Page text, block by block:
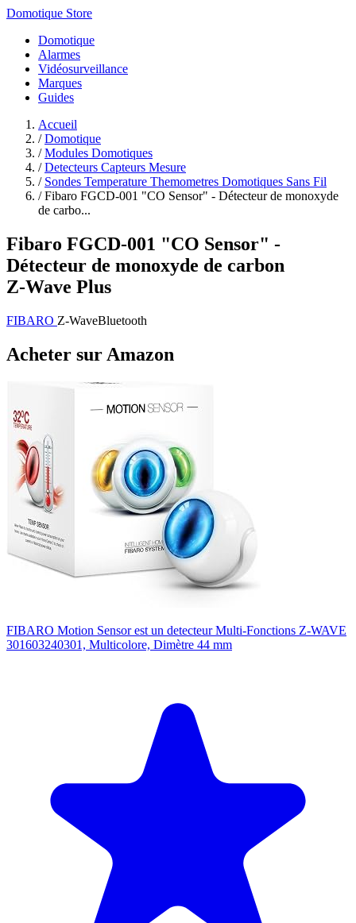
Domotique Store
Domotique
Alarmes
Vidéosurveillance
Marques
Guides
Accueil
/ Domotique
/ Modules Domotiques
/ Detecteurs Capteurs Mesure
/ Sondes Temperature Themometres Domotiques Sans Fil
/ Fibaro FGCD-001 "CO Sensor" - Détecteur de monoxyde
de carbo...
Fibaro FGCD-001 "CO Sensor" -
Détecteur de monoxyde de carbon
Z‑Wave Plus
FIBARO Z-WaveBluetooth
Acheter sur Amazon
FIBARO Motion Sensor est un detecteur Multi-Fonctions Z-WAVE
301603240301, Multicolore, Dimètre 44 mm